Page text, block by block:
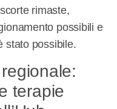
rimaste,
possibili e
stato possibile.
terapie